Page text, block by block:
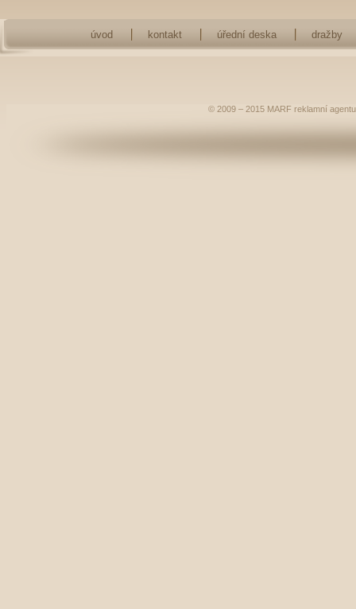
úvod kontakt úřední deska dražby
© 2009 – 2015 MARF reklamní